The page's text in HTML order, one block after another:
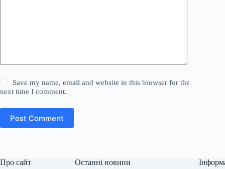
Save my name, email and website in this browser for the
next time I comment.
Post Comment
Про сайт Останні новини